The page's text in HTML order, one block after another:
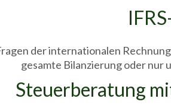
der internationalen
gesamte Bilanzierung oder nur
Steuerberatung